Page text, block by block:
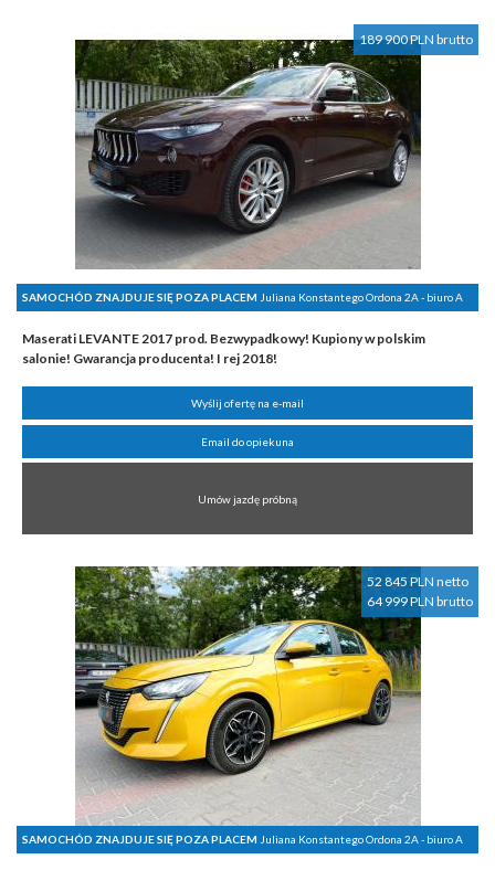
189 900 PLN brutto
SAMOCHÓD ZNAJDUJE SIĘ POZA PLACEM Juliana Konstantego Ordona 2A - biuro A
Maserati LEVANTE 2017 prod. Bezwypadkowy! Kupiony w polskim
salonie! Gwarancja producenta! I rej 2018!
Wyślij ofertę na e-mail
Email do opiekuna
Umów jazdę próbną
52 845 PLN netto
64 999 PLN brutto
SAMOCHÓD ZNAJDUJE SIĘ POZA PLACEM Juliana Konstantego Ordona 2A - biuro A